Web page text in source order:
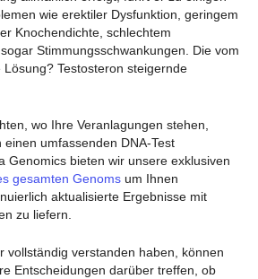
wie erektiler Dysfunktion, geringem
Knochendichte, schlechtem
Stimmungsschwankungen. Die vom
Testosteron steigernde
wo Ihre Veranlagungen stehen,
umfassenden DNA-Test
Genomics bieten wir unsere exklusiven
gesamten Genoms um Ihnen
aktualisierte Ergebnisse mit
zu liefern.
vollständig verstanden haben, können
Entscheidungen darüber treffen, ob